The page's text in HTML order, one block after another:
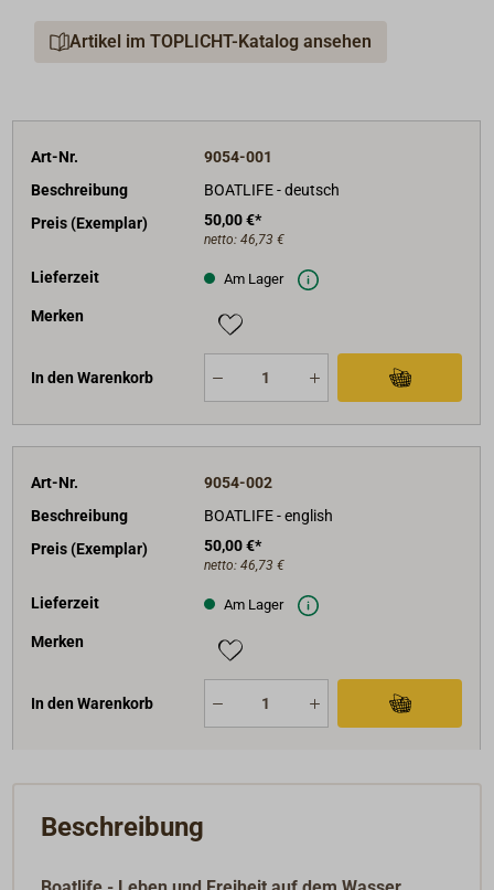
Artikel im TOPLICHT-Katalog ansehen
Art-Nr.
9054-001
Beschreibung
BOATLIFE - deutsch
Preis (Exemplar)
50,00 €*
netto: 46,73 €
Lieferzeit Am Lager
Merken
In den Warenkorb
Art-Nr.
9054-002
Beschreibung
BOATLIFE - english
Preis (Exemplar)
50,00 €*
netto: 46,73 €
Lieferzeit Am Lager
Merken
In den Warenkorb
Beschreibung